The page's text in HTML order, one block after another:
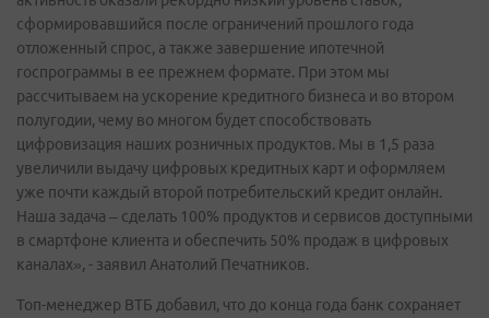
сформировавшийся после ограничений прошлого года
отложенный спрос, а также завершение ипотечной
госпрограммы в ее прежнем формате. При этом мы
рассчитываем на ускорение кредитного бизнеса и во втором
полугодии, чему во многом будет способствовать
цифровизация наших розничных продуктов. Мы в 1,5 раза
увеличили выдачу цифровых кредитных карт и оформляем
уже почти каждый второй потребительский кредит онлайн.
Наша задача – сделать 100% продуктов и сервисов доступными
в смартфоне клиента и обеспечить 50% продаж в цифровых
каналах», - заявил Анатолий Печатников.
Топ-менеджер ВТБ добавил, что до конца года банк сохраняет